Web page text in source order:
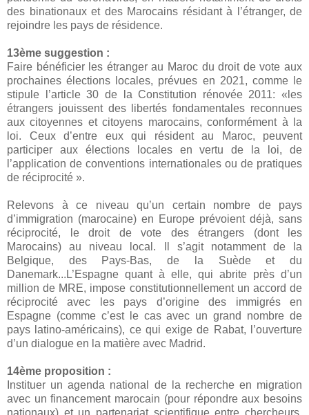
des binationaux et des Marocains résidant à l’étranger, de
rejoindre les pays de résidence.
13ème suggestion :
Faire bénéficier les étranger au Maroc du droit de vote aux
prochaines élections locales, prévues en 2021, comme le
stipule l’article 30 de la Constitution rénovée 2011: «les
étrangers jouissent des libertés fondamentales reconnues
aux citoyennes et citoyens marocains, conformément à la
loi. Ceux d’entre eux qui résident au Maroc, peuvent
participer aux élections locales en vertu de la loi, de
l’application de conventions internationales ou de pratiques
de réciprocité ».
Relevons à ce niveau qu’un certain nombre de pays
d’immigration (marocaine) en Europe prévoient déjà, sans
réciprocité, le droit de vote des étrangers (dont les
Marocains) au niveau local. Il s’agit notamment de la
Belgique, des Pays-Bas, de la Suède et du
Danemark...L’Espagne quant à elle, qui abrite près d’un
million de MRE, impose constitutionnellement un accord de
réciprocité avec les pays d’origine des immigrés en
Espagne (comme c’est le cas avec un grand nombre de
pays latino-américains), ce qui exige de Rabat, l’ouverture
d’un dialogue en la matière avec Madrid.
14ème proposition :
Instituer un agenda national de la recherche en migration
avec un financement marocain (pour répondre aux besoins